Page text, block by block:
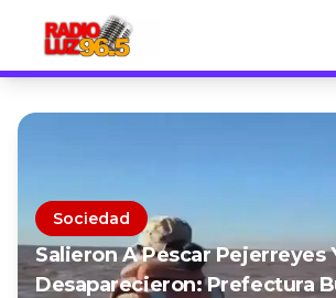
Sociedad
Salieron A Pescar Pejerreyes
Desaparecieron: Prefectura